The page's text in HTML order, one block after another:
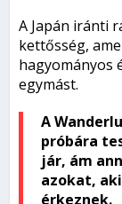
A Japán iránti
kettősség,
hagyományos
egymást.
A
próbára
jár, ám
azokat,
érkeznek.